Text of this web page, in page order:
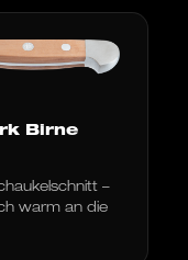
Birne
–
warm an die